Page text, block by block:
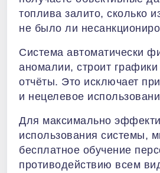
топлива залито, сколько
не было ли
Система автоматически
аномалии, строит
отчёты. Это исключает
и нецелевое
Для максимально
использования системы,
бесплатное обучение
противодействию всем